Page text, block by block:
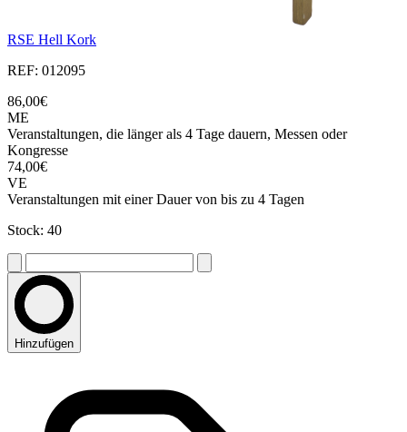
RSE Hell Kork
REF: 012095
86,00€
ME
Veranstaltungen, die länger als 4 Tage dauern, Messen oder
Kongresse
74,00€
VE
Veranstaltungen mit einer Dauer von bis zu 4 Tagen
Stock: 40
Hinzufügen